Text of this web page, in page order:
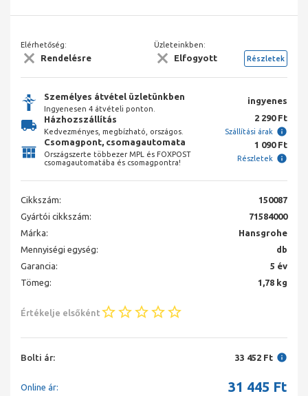
Elérhetőség:
Rendelésre
Üzleteinkben:
Elfogyott Részletek
Személyes átvétel üzletünkben
Ingyenesen 4 átvételi ponton.
ingyenes
Házhozszállítás
Kedvezményes, megbízható, országos.
2 290 Ft
Szállítási árak
Csomagpont, csomagautomata
Országszerte többezer MPL és FOXPOST
csomagautomatába és csomagpontra!
1 090 Ft
Részletek
Cikkszám:
150087
Gyártói cikkszám:
71584000
Márka:
Hansgrohe
Mennyiségi egység:
db
Garancia:
5 év
Tömeg:
1,78 kg
Értékelje elsőként
Bolti ár: 33 452 Ft
Online ár: 31 445 Ft